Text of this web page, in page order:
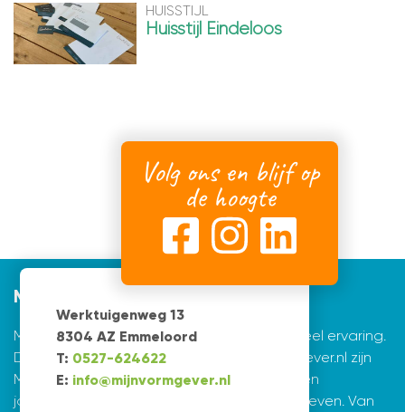
HUISSTIJL
Huisstijl Eindeloos
Werktuigenweg 13
8304 AZ Emmeloord
T: 0527-624622
E: info@mijnvormgever.nl
Volg ons en blijf op
de hoogte
Mijnvormgever
Mijnvormgever.nl: een grafisch bedrijf met veel ervaring.
De creatieve ontwerpers achter Mijnvormgever.nl zijn
Marius de Vries en Erik Tijsma. Beiden hebben
jarenlange ervaring in ontwerpen en vormgeven. Van